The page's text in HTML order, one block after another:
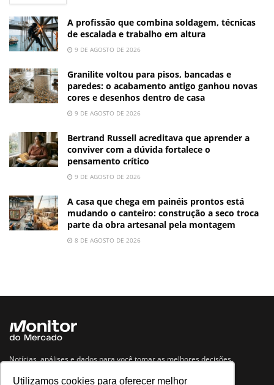
Utilizamos cookies para oferecer melhor
A profissão que combina soldagem, técnicas
de escalada e trabalho em altura
9 DE AGOSTO DE 2026
Granilite voltou para pisos, bancadas e
paredes: o acabamento antigo ganhou novas
cores e desenhos dentro de casa
9 DE AGOSTO DE 2026
Bertrand Russell acreditava que aprender a
conviver com a dúvida fortalece o
pensamento crítico
9 DE AGOSTO DE 2026
A casa que chega em painéis prontos está
mudando o canteiro: construção a seco troca
parte da obra artesanal pela montagem
8 DE AGOSTO DE 2026
Notícias, análises e dados para você tomar as melhores decisões.